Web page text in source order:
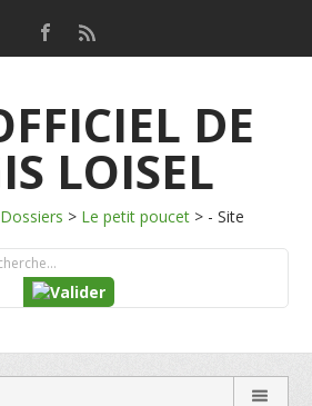
DE
LOISEL
Dossiers > Le petit poucet > - Site